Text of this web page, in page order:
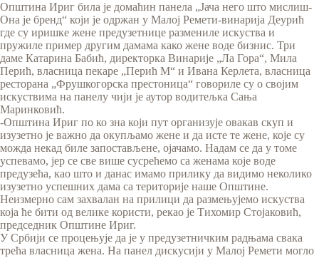
Општина Ириг била је домаћин панела „Јача него што мислиш-
Она је бренд“ који је одржан у Малој Ремети-винарија Деурић
где су иришке жене предузетнице размениле искуства и
пружиле пример другим дамама како жене воде бизнис. Три
даме Катарина Бабић, директорка Винарије „Ла Гора“, Мила
Перић, власница пекаре „Перић М“ и Ивана Керлета, власница
ресторана „Фрушкогорска престоница“ говориле су о својим
искуствима на панелу чији је аутор водитељка Сања
Маринковић.
-Општина Ириг по ко зна који пут организује овакав скуп и
изузетно је важно да окупљамо жене и да исте те жене, које су
можда некад биле запостављене, ојачамо. Надам се да у томе
успевамо, јер се све више сусрећемо са женама које воде
предузећа, као што и данас имамо прилику да видимо неколико
изузетно успешних дама са територије наше Општине.
Неизмерно сам захвалан на прилици да размењујемо искуства
која ће бити од велике користи, рекао је Тихомир Стојаковић,
председник Општине Ириг.
У Србији се процењује да је у предузетничким радњама свака
трећа власница жена. На панел дискусији у Малој Ремети могло